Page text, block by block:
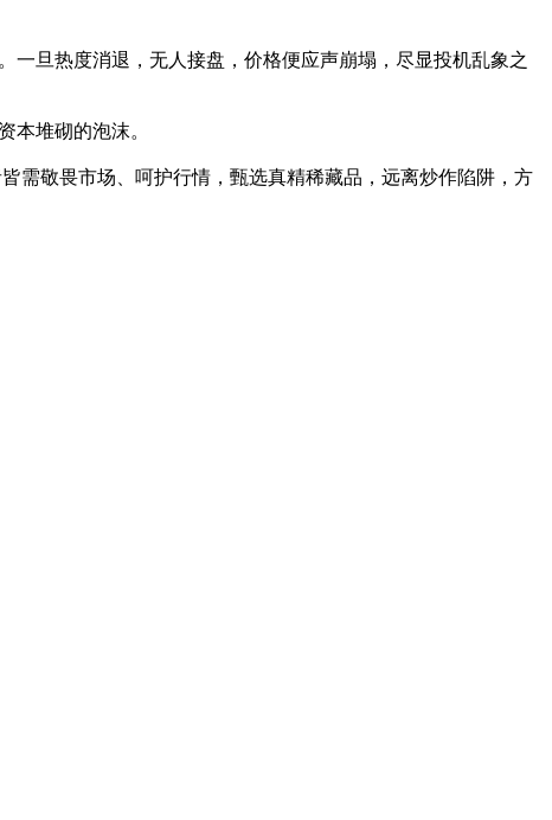
旦热度消退，无人接盘，价格便应声崩塌，尽显投机乱象之
堆砌的泡沫。
敬畏市场、呵护行情，甄选真精稀藏品，远离炒作陷阱，方